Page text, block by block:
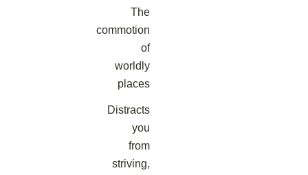
The
commotion
of
worldly
places
Distracts
you
from
striving,